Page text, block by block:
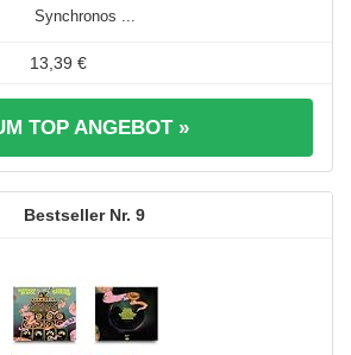
Synchronos ...
13,39 €
TOP ANGEBOT »
9